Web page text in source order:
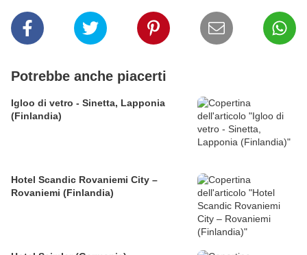
Potrebbe anche piacerti
Igloo di vetro - Sinetta, Lapponia
(Finlandia)
Hotel Scandic Rovaniemi City –
Rovaniemi (Finlandia)